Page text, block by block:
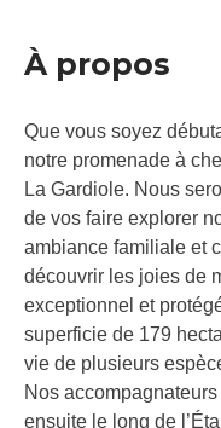
À propos
Que vous soyez
notre promenade à
La Gardiole. Nous
de vos faire explorer
ambiance familiale et
découvrir les joies de
exceptionnel et
superficie de 179
vie de plusieurs
Nos
ensuite le long de